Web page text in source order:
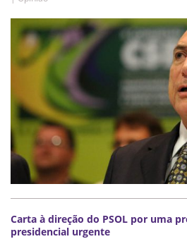
Carta à direção do PSOL por uma
presidencial urgente